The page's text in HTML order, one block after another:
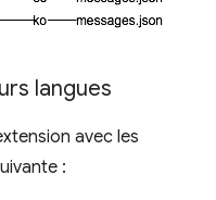
langues
avec les
: